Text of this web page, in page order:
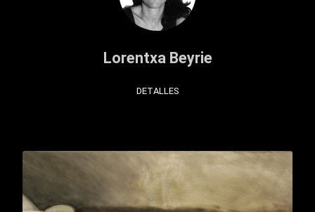
Lorentxa Beyrie
DETALLES